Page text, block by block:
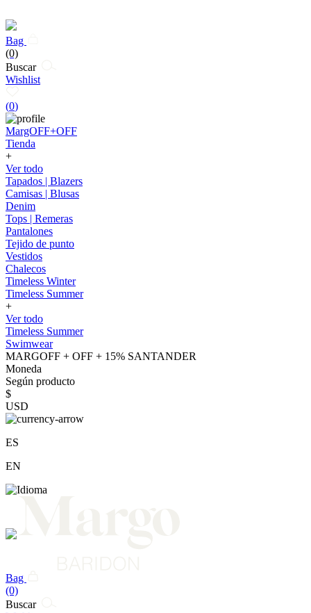
Bag
(0)
Buscar
Wishlist
(0)
MargOFF+OFF
Tienda
+
Ver todo
Tapados | Blazers
Camisas | Blusas
Denim
Tops | Remeras
Pantalones
Tejido de punto
Vestidos
Chalecos
Timeless Winter
Timeless Summer
+
Ver todo
Timeless Summer
Swimwear
MARGOFF + OFF + 15% SANTANDER
Moneda
Según producto
$
USD
ES
EN
Bag
(0)
Buscar